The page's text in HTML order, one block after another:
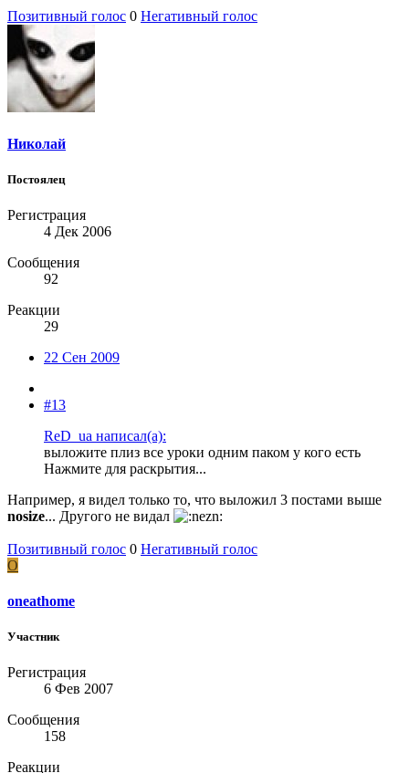
Позитивный голос 0 Негативный голос
Николай
Постоялец
Регистрация
4 Дек 2006
Сообщения
92
Реакции
29
22 Сен 2009
#13
ReD_ua написал(а):
выложите плиз все уроки одним паком у кого есть
Нажмите для раскрытия...
Например, я видел только то, что выложил 3 постами выше
nosize... Другого не видал
Позитивный голос 0 Негативный голос
O
oneathome
Участник
Регистрация
6 Фев 2007
Сообщения
158
Реакции